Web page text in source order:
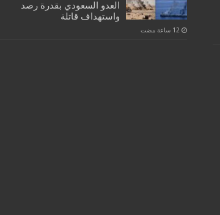
العدو السعودي بقدرة رصد
واستهداف قاتلة